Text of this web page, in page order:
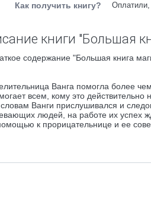
Как получить книгу? Оплатили,
книги "Большая
содержание "Большая книга
Ванга помогла более
всем, кому это
Ванги прислушивался и
людей, на работе их успех
к прорицательнице и ее